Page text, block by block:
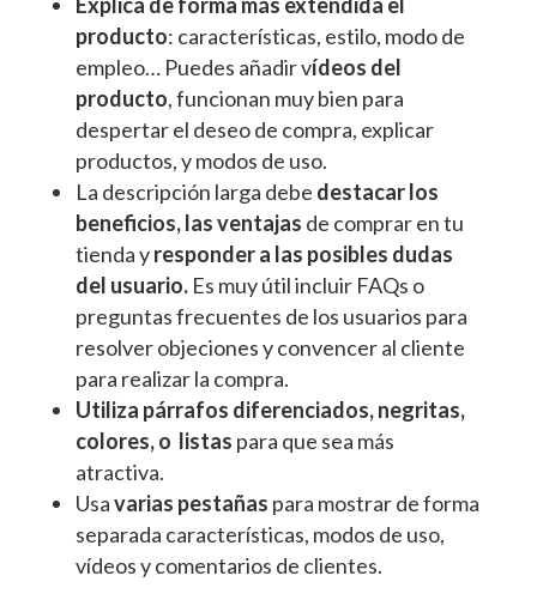
producto: características, estilo, modo de
empleo… Puedes añadir vídeos del
producto, funcionan muy bien para
despertar el deseo de compra, explicar
productos, y modos de uso.
La descripción larga debe destacar los
beneficios, las ventajas de comprar en tu
tienda yresponder a las posibles dudas
del usuario.Es muy útil incluir FAQs o
preguntas frecuentes de los usuarios para
resolver objeciones y convencer al cliente
para realizar la compra.
Utiliza párrafos diferenciados, negritas,
colores, o listas para que sea más
atractiva.
Usavarias pestañas para mostrar de forma
separada características, modos de uso,
vídeos y comentarios de clientes.